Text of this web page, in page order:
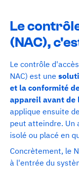
Le
(NAC),
Le contrôle
NAC) est une
et la conformité
appareil avant de
applique ensuite
peut atteindre. Un
isolé ou placé en
Concrètement, le
à l'entrée du